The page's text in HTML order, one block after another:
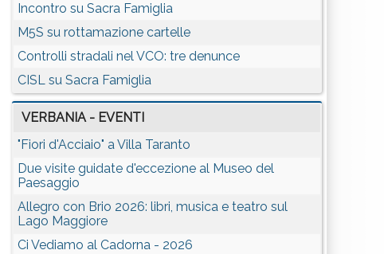
Incontro su Sacra Famiglia
M5S su rottamazione cartelle
Controlli stradali nel VCO: tre denunce
CISL su Sacra Famiglia
VERBANIA - EVENTI
"Fiori d'Acciaio" a Villa Taranto
Due visite guidate d'eccezione al Museo del
Paesaggio
Allegro con Brio 2026: libri, musica e teatro sul
Lago Maggiore
Ci Vediamo al Cadorna - 2026